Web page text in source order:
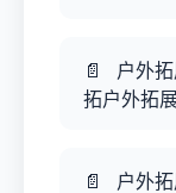
户外
拓户外拓
户外